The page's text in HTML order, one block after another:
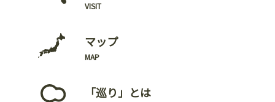
VISIT
マップ
MAP
「巡り」とは